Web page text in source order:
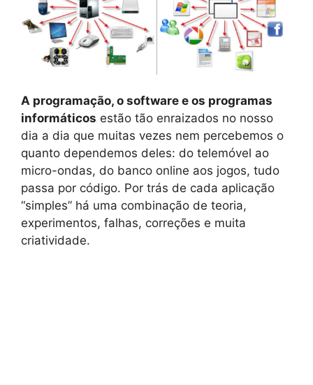
A programação, o software e os programas
informáticos estão tão enraizados no nosso
dia a dia que muitas vezes nem percebemos o
quanto dependemos deles: do telemóvel ao
micro-ondas, do banco online aos jogos, tudo
passa por código. Por trás de cada aplicação
“simples” há uma combinação de teoria,
experimentos, falhas, correções e muita
criatividade.